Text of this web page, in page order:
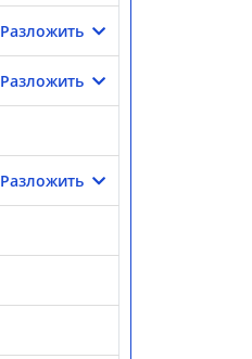
Разложить
Разложить
Разложить